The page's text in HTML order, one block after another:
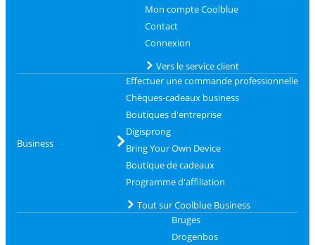
Mon compte Coolblue
Contact
Connexion
Vers le service client
Business
Effectuer une commande professionnelle
Chèques-cadeaux business
Boutiques d'entreprise
Digisprong
Bring Your Own Device
Boutique de cadeaux
Programme d'affiliation
Tout sur Coolblue Business
Bruges
Drogenbos